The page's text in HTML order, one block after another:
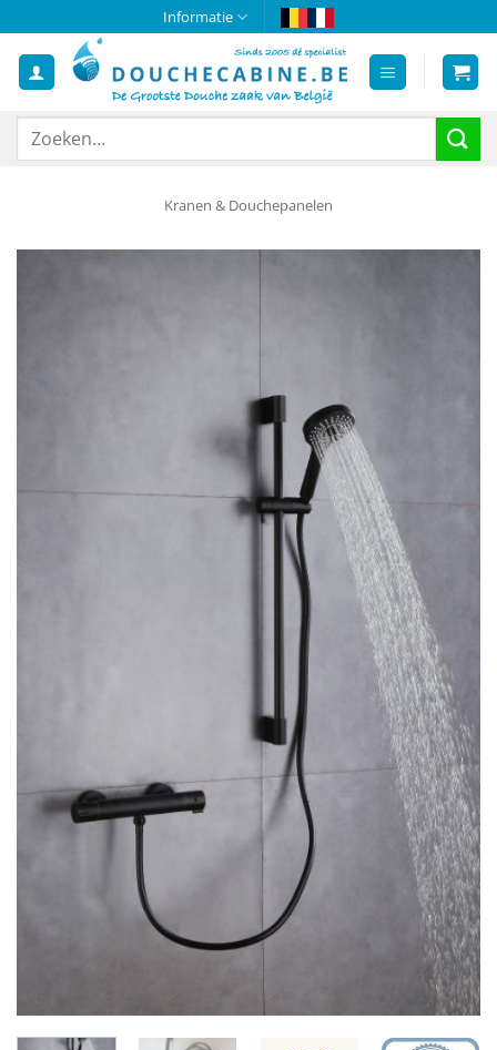
naar
inhoud
Informatie
Zoeken
Kranen & Douchepanelen